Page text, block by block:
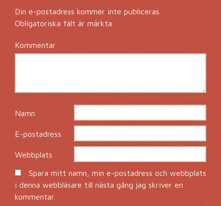
Din e-postadress kommer inte publiceras.
Obligatoriska fält är märkta*
Kommentar*
Namn *
E-postadress *
Webbplats
Spara mitt namn, min e-postadress och webbplats
i denna webbläsare till nästa gång jag skriver en
kommentar.